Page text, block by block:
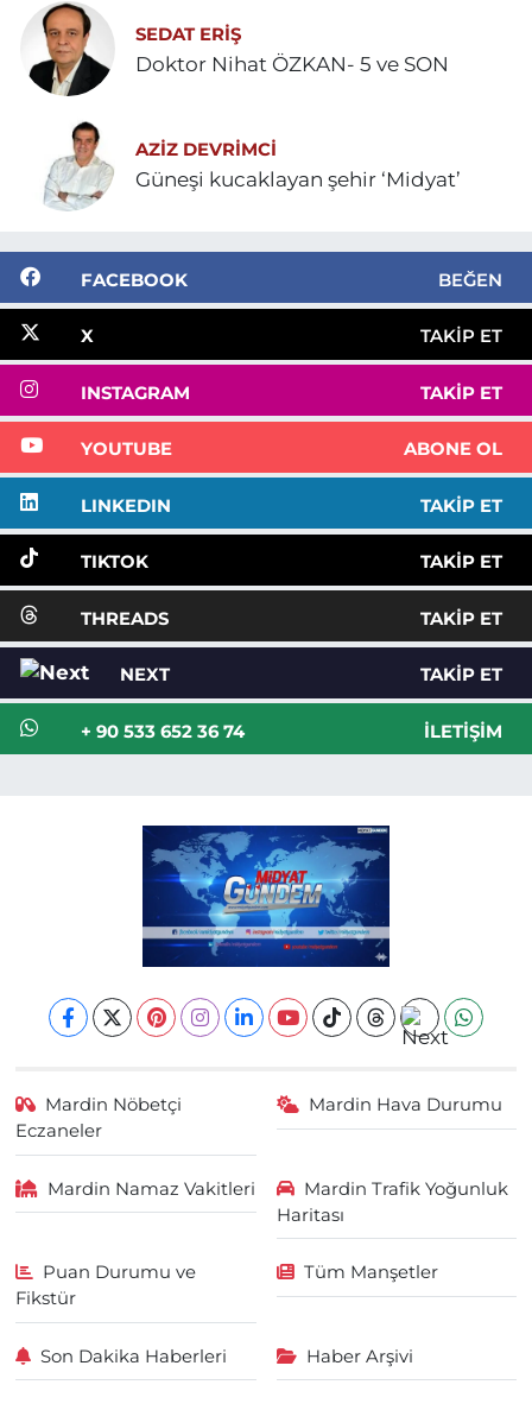
SEDAT ERİŞ
Doktor Nihat ÖZKAN- 5 ve SON
AZIZ DEVRIMCI
Güneşi kucaklayan şehir ‘Midyat’
FACEBOOK BEĞEN
X TAKIP ET
INSTAGRAM TAKIP ET
YOUTUBE ABONE OL
LINKEDIN TAKIP ET
TIKTOK TAKIP ET
THREADS TAKIP ET
NEXT TAKIP ET
+ 90 533 652 36 74 İLETIŞIM
Mardin Nöbetçi
Eczaneler
Mardin Hava Durumu
Mardin Namaz Vakitleri
Mardin Trafik Yoğunluk
Haritası
Puan Durumu ve
Fikstür
Tüm Manşetler
Son Dakika Haberleri Haber Arşivi